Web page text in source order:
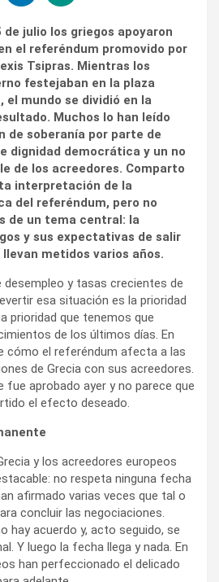
de julio los griegos apoyaron
el referéndum promovido por
Tsipras. Mientras los
festejaban en la plaza
el mundo se dividió en la
Muchos lo han leído
de soberanía por parte de
dignidad democrática y un no
de los acreedores. Comparto
interpretación de la
del referéndum, pero no
de un tema central: la
y sus expectativas de salir
metidos varios años.
desempleo y tasas crecientes de
esa situación es la prioridad
prioridad que tenemos que
de los últimos días. En
cómo el referéndum afecta a las
de Grecia con sus acreedores.
fue aprobado ayer y no parece que
el efecto deseado.
y los acreedores europeos
no respeta ninguna fecha
afirmado varias veces que tal o
concluir las negociaciones.
hay acuerdo y, acto seguido, se
Y luego la fecha llega y nada. En
han perfeccionado el delicado